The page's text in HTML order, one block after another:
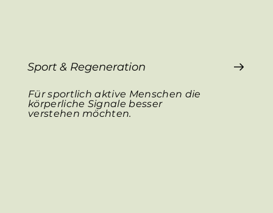
Sport & Regeneration
Für sportlich aktive Menschen die
körperliche Signale besser
verstehen möchten.